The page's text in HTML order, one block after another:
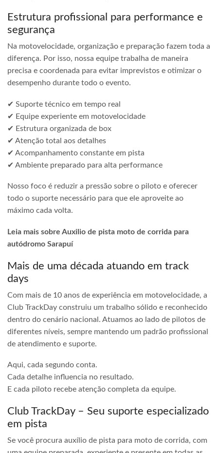
Estrutura profissional para performance e
segurança
Na motovelocidade, organização e preparação fazem toda a
diferença. Por isso, nossa equipe trabalha de maneira
precisa e coordenada para evitar imprevistos e otimizar o
desempenho durante todo o evento.
✔ Suporte técnico em tempo real
✔ Equipe experiente em motovelocidade
✔ Estrutura organizada de box
✔ Atenção total aos detalhes
✔ Acompanhamento constante em pista
✔ Ambiente preparado para alta performance
Nosso foco é reduzir a pressão sobre o piloto e oferecer
todo o suporte necessário para que ele aproveite ao
máximo cada volta.
Leia mais sobre Auxilio de pista moto de corrida para
autódromo Sarapuí
Mais de uma década atuando em track
days
Com mais de 10 anos de experiência em motovelocidade, a
Club TrackDay construiu um trabalho sólido e reconhecido
dentro do cenário nacional. Atuamos ao lado de pilotos de
diferentes níveis, sempre mantendo um padrão profissional
de atendimento e suporte.
Aqui, cada segundo conta.
Cada detalhe influencia no resultado.
E cada piloto recebe atenção completa da equipe.
Club TrackDay – Seu suporte especializado
em pista
Se você procura auxílio de pista para moto de corrida, com